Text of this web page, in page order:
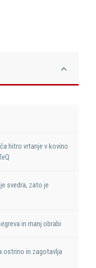
hitro vrtanje v kovino
svedra, zato je
in manj obrabi
ostrino in zagotavlja